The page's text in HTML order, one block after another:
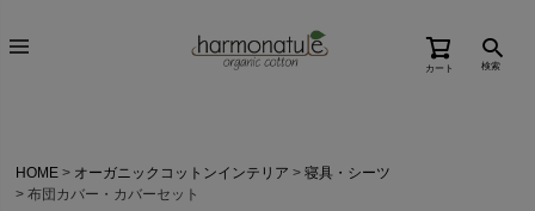
カート 検索
HOME オーガニックコットンインテリア
寝具・シーツ
布団カバー・カバーセット